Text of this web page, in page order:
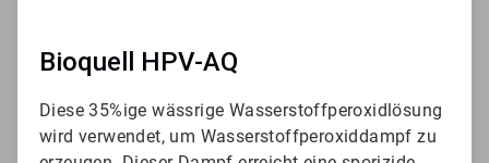
Bioquell HPV-AQ
Diese 35%ige wässrige Wasserstoffperoxidlösung
wird verwendet, um Wasserstoffperoxiddampf zu